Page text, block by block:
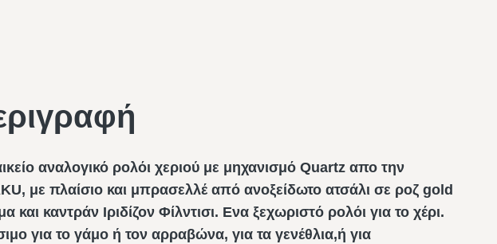
αναλογικό ρολόι χεριού με μηχανισμό Quartz απο την
με πλαίσιο και μπρασελλέ από ανοξείδωτο ατσάλι σε ροζ gold
και καντράν Ιριδίζον Φίλντισι. Ενα ξεχωριστό ρολόι για το χέρι.
για το γάμο ή τον αρραβώνα, για τα γενέθλια,ή για